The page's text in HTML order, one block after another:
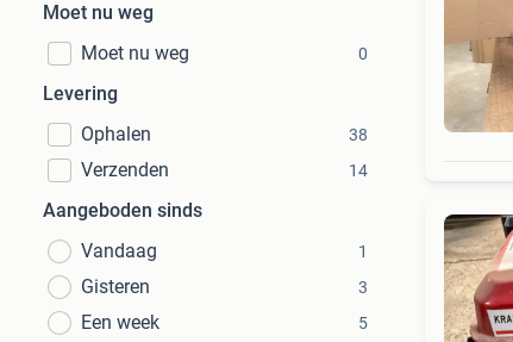
Moet nu weg
Moet nu weg
0
Levering
Ophalen
38
Verzenden 14
Aangeboden sinds
Vandaag
1
Gisteren 3
Een week 5